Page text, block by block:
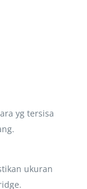
yg tersisa
ukuran